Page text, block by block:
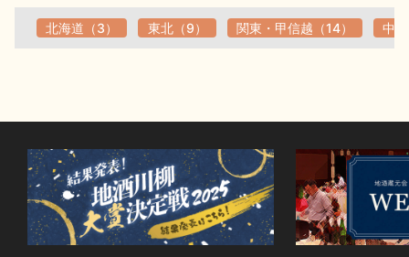
北海道（3） 東北（9） 関東・甲信越（14） 中